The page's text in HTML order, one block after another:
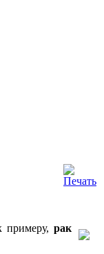
примеру,рак